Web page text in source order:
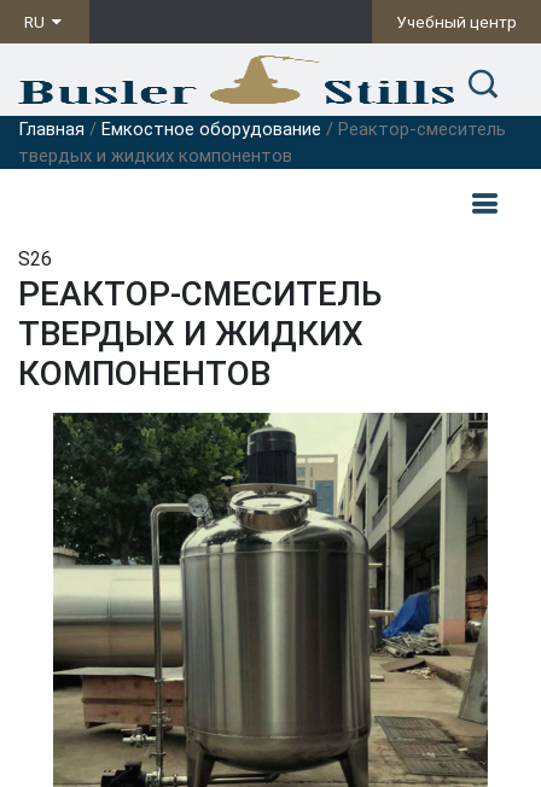
RU Учебный центр
Главная / Емкостное оборудование / Реактор-смеситель
твердых и жидких компонентов
S26
РЕАКТОР-СМЕСИТЕЛЬ
ТВЕРДЫХ И ЖИДКИХ
КОМПОНЕНТОВ